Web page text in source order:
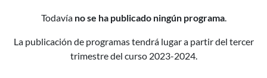
Podcasts delCP INF-PRI DOÑA
Todavía no se ha publicado ningún programa.
La publicación de programas tendrá lugar a partir del tercer
trimestre del curso 2023-2024.